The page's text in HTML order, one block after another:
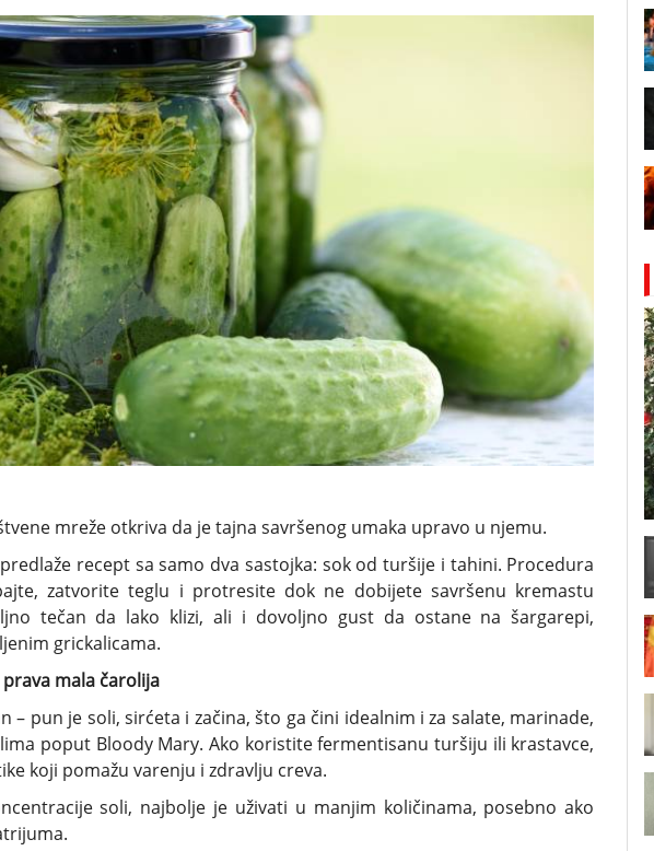
mreže otkriva da je tajna savršenog umaka upravo u njemu.
predlaže recept sa samo dva sastojka: sok od turšije i tahini. Procedura
zatvorite teglu i protresite dok ne dobijete savršenu kremastu
tečan da lako klizi, ali i dovoljno gust da ostane na šargarepi,
grickalicama.
mala čarolija
– pun je soli, sirćeta i začina, što ga čini idealnim i za salate, marinade,
poput Bloody Mary. Ako koristite fermentisanu turšiju ili krastavce,
koji pomažu varenju i zdravlju creva.
soli, najbolje je uživati u manjim količinama, posebno ako